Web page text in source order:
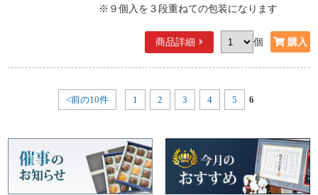
※９個入を３段重ねての包装になります
商品詳細 個
<前の10件 1 2 3 4 5 6